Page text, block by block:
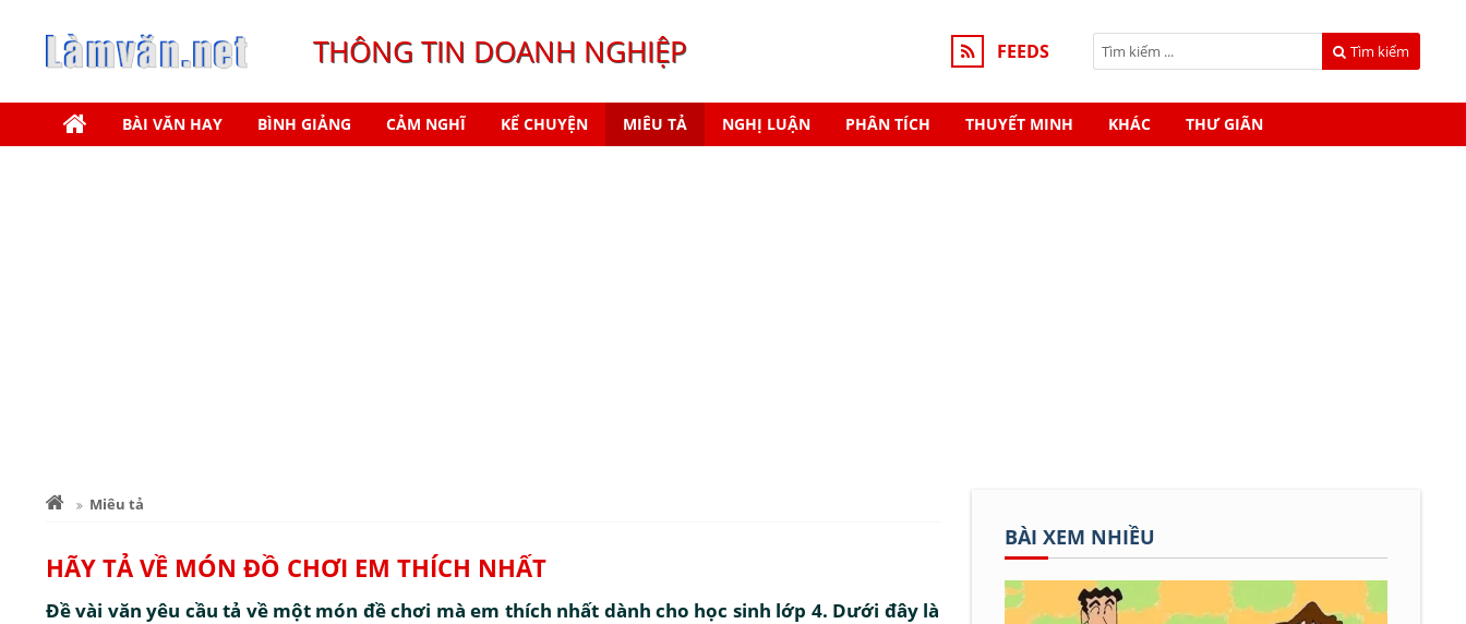
THÔNG TIN DOANH NGHIỆP FEEDS Tìm kiếm
BÀI VĂN HAY BÌNH GIẢNG CẢM NGHĨ KỂ CHUYỆN MIÊU TẢ NGHỊ LUẬN PHÂN TÍCH THUYẾT MINH KHÁC THƯ GIÃN
Miêu tả
HÃY TẢ VỀ MÓN ĐỒ CHƠI EM THÍCH NHẤT
Đề vài văn yêu cầu tả về một món đề chơi mà em thích nhất dành cho học sinh lớp 4. Dưới đây là
BÀI XEM NHIỀU